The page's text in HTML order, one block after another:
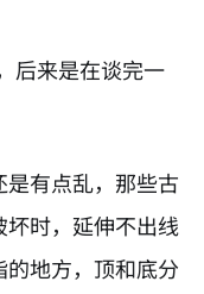
后来是在谈完一
有点乱，那些古
时，延伸不出线
地方，顶和底分